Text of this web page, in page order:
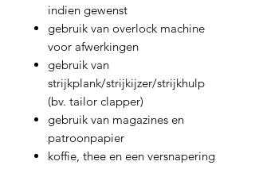
indien gewenst
gebruik van overlock machine
voor afwerkingen
gebruik van
strijkplank/strijkijzer/strijkhulp
(bv. tailor clapper)
gebruik van magazines en
patroonpapier
koffie, thee en een versnapering